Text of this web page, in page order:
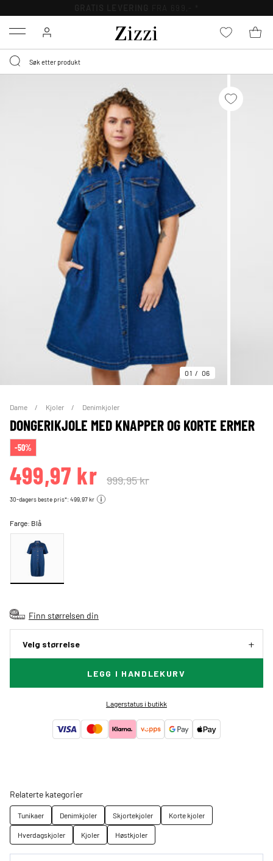
Menu
01 06
Dame Kjoler Denimkjoler
DONGERIKJOLE MED KNAPPER OG KORTE ERMER
-50%
499,97 kr 999,95 kr
30-dagers beste pris*: 499,97 kr
Farge: Blå
Finn størrelsen din
Velg størrelse
LEGG I HANDLEKURV
Lagerstatus i butikk
Relaterte kategorier
Tunikaer Denimkjoler Skjortekjoler
Korte kjoler
Hverdagskjoler
Kjoler Høstkjoler